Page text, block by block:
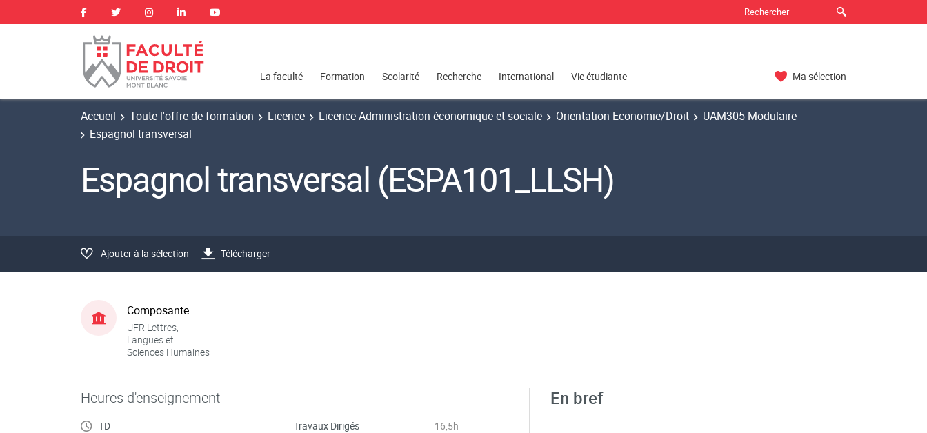
La faculté Formation Scolarité Recherche International Vie étudiante Ma sélection
Accueil Toute l'offre de formation Licence Licence Administration économique et sociale Orientation Economie/Droit
UAM305 Modulaire
Espagnol transversal
Espagnol transversal (ESPA101_LLSH)
Ajouter à la sélection Télécharger
Composante
UFR Lettres,
Langues et
Sciences Humaines
Heures d'enseignement
TD Travaux Dirigés 16,5h
En bref